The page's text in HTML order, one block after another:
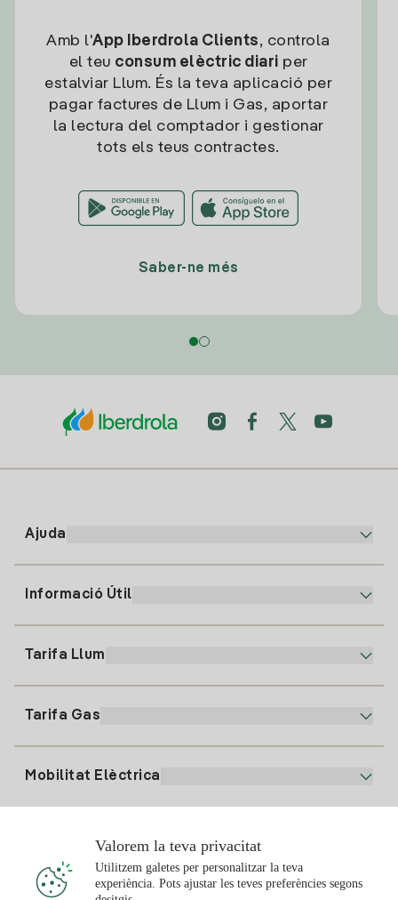
Amb l'App Iberdrola Clients, controla
el teu consum elèctric diari per
estalviar Llum. És la teva aplicació per
pagar factures de Llum i Gas, aportar
la lectura del comptador i gestionar
tots els teus contractes.
Saber-ne més
Ajuda
91 919 52 73
clientes@tuiberdrola.es
Informació Útil
Alta Gas
Tarifa Llum
Tarifa Gas
Mobilitat Elèctrica
Punts de Recàrrega
Valorem la teva privacitat
Utilitzem galetes per personalitzar la teva
experiència. Pots ajustar les teves preferències segons